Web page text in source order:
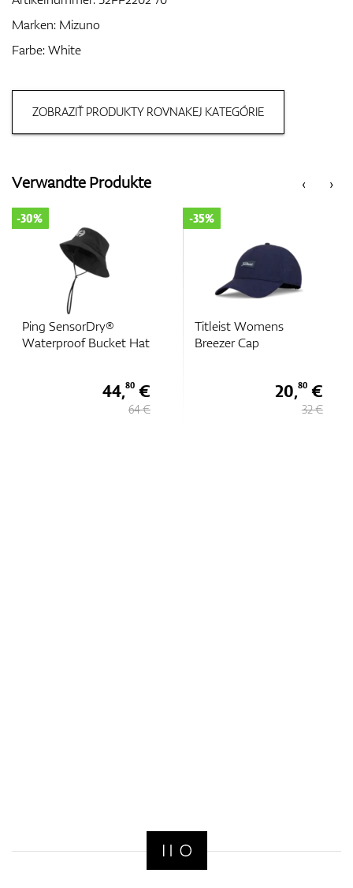
Trolleys
Zubehör
Entfernungsmesser & GPS
Marken: Mizuno
Farbe: White
ZOBRAZIŤ PRODUKTY ROVNAKEJ KATEGÓRIE
‹
Verwandte Produkte ›
Ping SensorDry®
Waterproof Bucket Hat
-30%
44,80€
64 €
Titleist Womens
Breezer Cap
-35%
20,80€
32 €